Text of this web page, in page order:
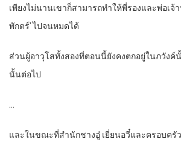
เพียงไม่นานเขาก็สามารถทำให้พี่รองและพ่อเจ้
พักตร์’ ไปจนหมดได้
ส่วนผู้อาวุโสทั้งสองที่ตอนนี้ยังคงตกอยู่ในภวังค์
นั้นต่อไป
…
และในขณะที่สำนักชางอู๋ เยี่ยนอวี๋และครอบครัว